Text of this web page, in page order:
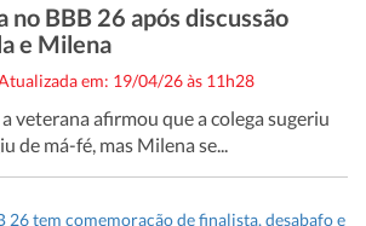
no BBB 26 após discussão
e Milena
em: 19/04/26 às 11h28
veterana afirmou que a colega sugeriu
de má-fé, mas Milena se...